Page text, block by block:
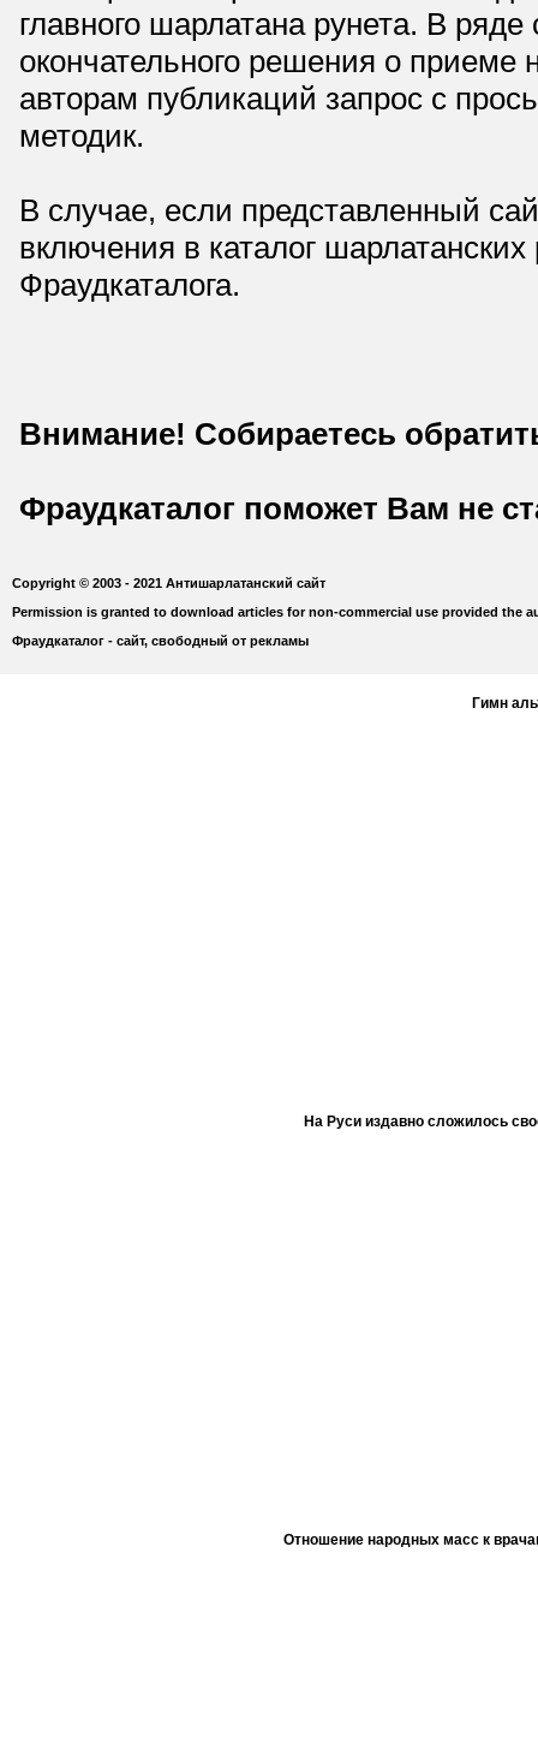
главного шарлатана рунета. В
окончательного решения о приеме
авторам публикаций запрос с
методик.
В случае, если представленный
включения в каталог
Фраудкаталога.
Внимание! Собираетесь
Фраудкаталог поможет Вам не
Copyright © 2003 - 2021 Антишарлатанский сайт
Permission is granted to download articles for non-commercial use provided the
Фраудкаталог - сайт, свободный от рекламы
Гимн
На Руси издавно сложилось
Отношение народных масс к